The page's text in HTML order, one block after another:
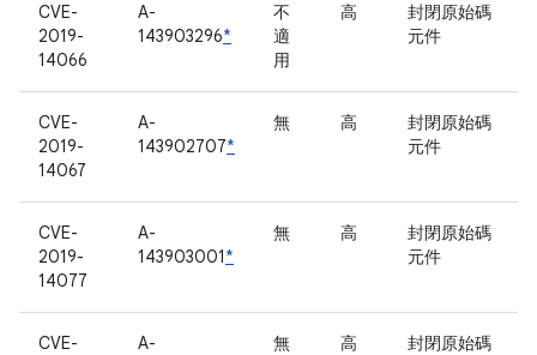
CVE-
2019-
14066
A-
143903296*
不
適
用
高
封閉原始碼
元件
CVE-
2019-
14067
A-
143902707*
無 高
封閉原始碼
元件
CVE-
2019-
14077
A-
143903001*
無 高
封閉原始碼
元件
CVE-
A-
無 高
封閉原始碼